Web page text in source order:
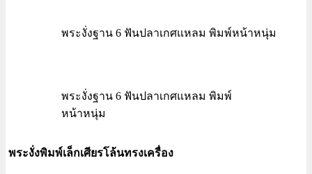
พระงั่งฐาน 6 ฟันปลาเกศแหลม พิมพ์หน้าหนุ่ม
พระงั่งฐาน 6 ฟันปลาเกศแหลม พิมพ์
หน้าหนุ่ม
พระงั่งพิมพ์เล็กเศียรโล้นทรงเครื่อง